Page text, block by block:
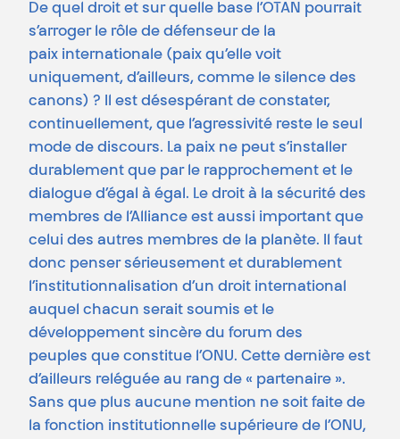
De quel droit et sur quelle base l’OTAN pourrait
s’arroger le rôle de défenseur de la
paix internationale (paix qu’elle voit
uniquement, d’ailleurs, comme le silence des
canons) ? Il est désespérant de constater,
continuellement, que l’agressivité reste le seul
mode de discours. La paix ne peut s’installer
durablement que par le rapprochement et le
dialogue d’égal à égal. Le droit à la sécurité des
membres de l’Alliance est aussi important que
celui des autres membres de la planète. Il faut
donc penser sérieusement et durablement
l’institutionnalisation d’un droit international
auquel chacun serait soumis et le
développement sincère du forum des
peuples que constitue l’ONU. Cette dernière est
d’ailleurs reléguée au rang de « partenaire ».
Sans que plus aucune mention ne soit faite de
la fonction institutionnelle supérieure de l’ONU,